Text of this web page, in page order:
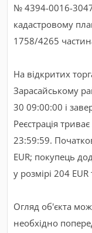
№ 4394-0016-
кадастровому
1758/4265
На відкритих
Зарасайському
30 09:00:00 і
Реєстрація
23:59:59.
EUR; покупець
у розмірі 204
Огляд об'єкта
необхідно